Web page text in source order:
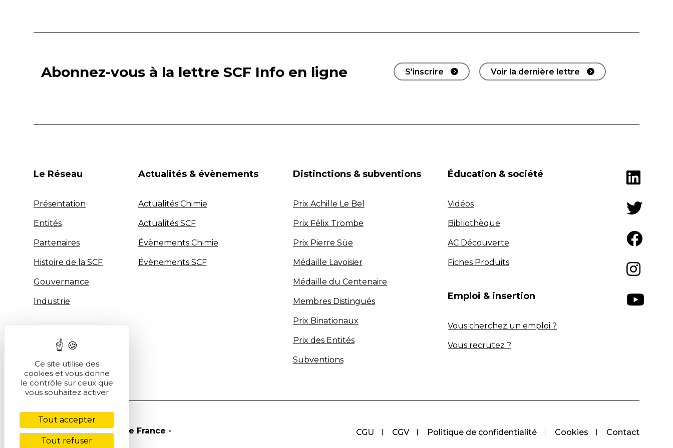
Abonnez-vous à la lettre SCF Info en ligne S'inscrire Voir la dernière lettre
Le Réseau
Présentation
Entités
Partenaires
Histoire de la SCF
Gouvernance
Industrie
Actualités & évènements
Actualités Chimie
Actualités SCF
Évènements Chimie
Évènements SCF
Distinctions & subventions
Prix Achille Le Bel
Prix Félix Trombe
Prix Pierre Süe
Médaille Lavoisier
Médaille du Centenaire
Membres Distingués
Prix Binationaux
Prix des Entités
Subventions
Éducation & société
Vidéos
Bibliothèque
AC Découverte
Fiches Produits
Emploi & insertion
Vous cherchez un emploi ?
Vous recrutez ?
CGU CGV Politique de confidentialité Cookies Contact
© Société Chimique de France -
Ce site utilise des
cookies et vous donne
le contrôle sur ceux que
vous souhaitez activer
Tout accepter
Tout refuser